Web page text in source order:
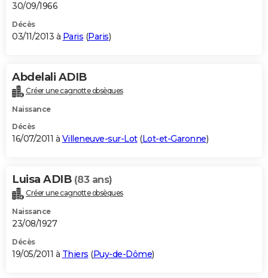
30/09/1966
Décès
03/11/2013 à Paris (Paris)
Abdelali ADIB
Créer une cagnotte obsèques
Naissance
Décès
16/07/2011 à Villeneuve-sur-Lot(Lot-et-Garonne)
Luisa ADIB (83 ans)
Créer une cagnotte obsèques
Naissance
23/08/1927
Décès
19/05/2011 à Thiers (Puy-de-Dôme)